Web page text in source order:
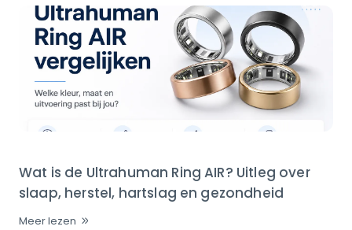
Wat is de Ultrahuman Ring AIR? Uitleg over
slaap, herstel, hartslag en gezondheid
Meer lezen